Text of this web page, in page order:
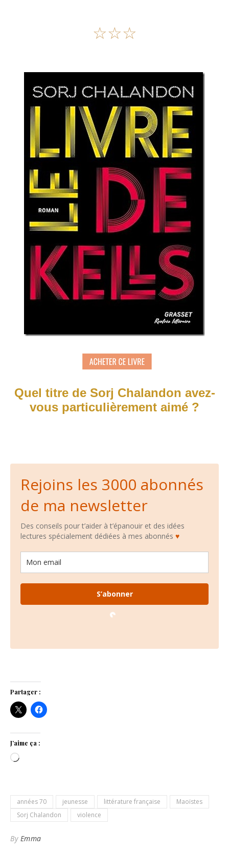
☆☆☆
Quel titre de Sorj Chalandon avez-
vous particulièrement aimé ?
Rejoins les 3000 abonnés
de ma newsletter
Des conseils pour t’aider à t’épanouir et des idées
lectures spécialement dédiées à mes abonnés ♥
S’abonner
Partager :
J’aime ça :
Chargement…
années 70 jeunesse littérature française
Maoïstes
Sorj Chalandon
violence
By Emma